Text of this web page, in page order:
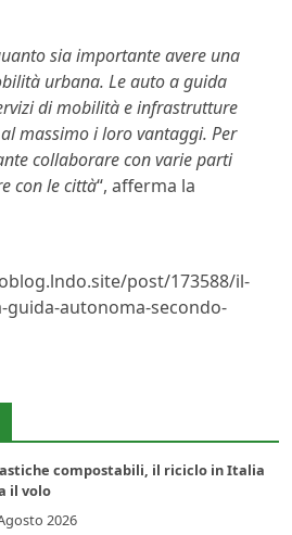
sia importante avere una
urbana. Le auto a guida
di mobilità e infrastrutture
massimo i loro vantaggi. Per
collaborare con varie parti
con le città“, afferma la
post/173588/il-
autonoma-secondo-
compostabili, il riciclo in Italia
il volo
2026